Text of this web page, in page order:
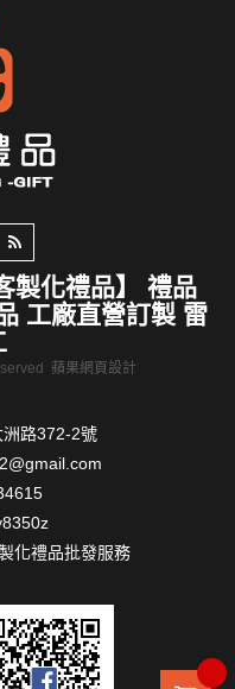
製化禮品】 禮品
工廠直營訂製 雷
蘋果網頁設計
路372-2號
化禮品批發服務